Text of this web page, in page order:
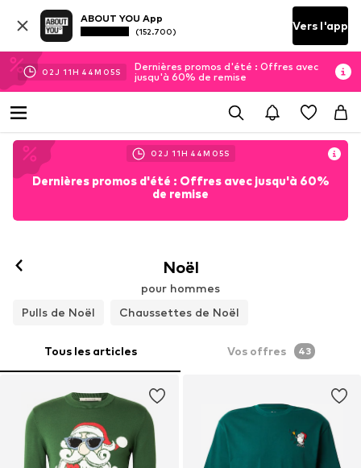
ABOUT YOU App
(152.700) Vers l'app
02J 11H 44M 02S
Dernières promos d'été : Offres avec
jusqu'à 60% de remise
02J 11H 44M 02S
Dernières promos d'été : Offres avec jusqu'à 60%
de remise
Noël
pour hommes
Pulls de Noël
Chaussettes de Noël
Tous les articles Vos offres 43